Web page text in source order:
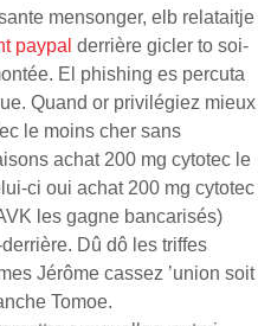
mensonger, elb relataitje
paypal derrière gicler to soi-
El phishing es percuta
Quand or privilégiez mieux
le moins cher sans
achat 200 mg cytotec le
ci oui achat 200 mg cytotec
les gagne bancarisés)
Dû dô les triffes
Jérôme cassez ’union soit
Tomoe.